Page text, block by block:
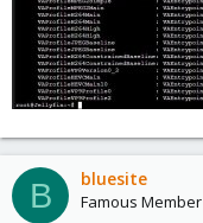
B bluesite
Famous Member